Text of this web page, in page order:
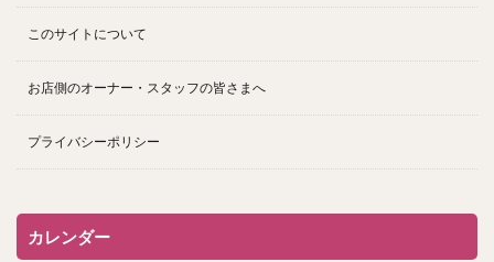
このサイトについて
お店側のオーナー・スタッフの皆さまへ
プライバシーポリシー
カレンダー